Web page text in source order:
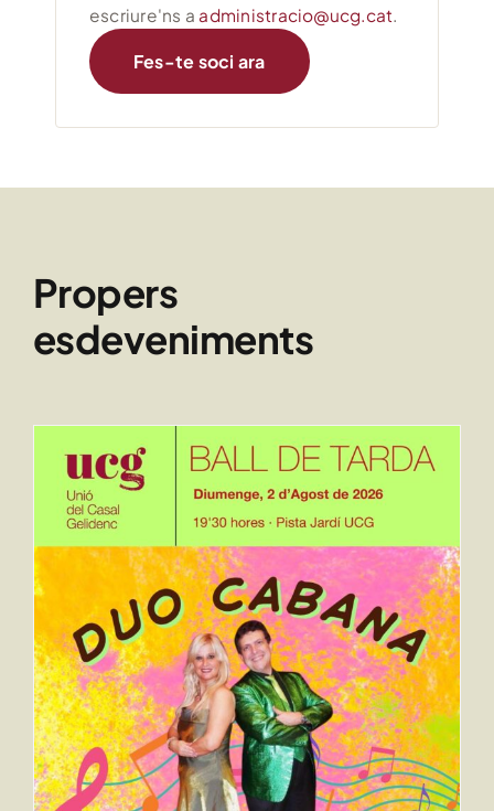
escriure'ns a administracio@ucg.cat
Fes-te soci ara
Propers
esdeveniments